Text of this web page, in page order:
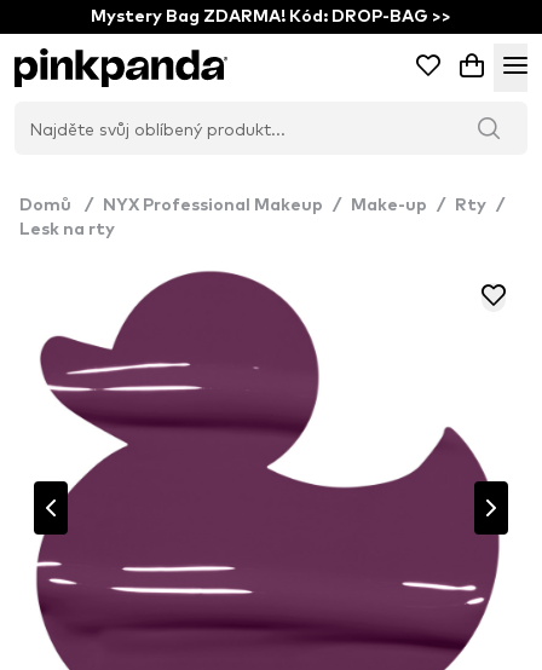
Mystery Bag ZDARMA! Kód: DROP-BAG >>
Domů / NYX Professional Makeup / Make-up / Rty /
Lesk na rty